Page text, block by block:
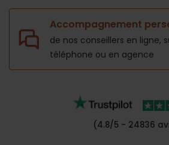
Accompagnement
de nos conseillers en ligne,
téléphone ou en agence
(4.8/5 - 24836